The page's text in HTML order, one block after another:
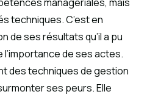
techniques. C’est en
de ses résultats qu’il a pu
de ses actes.
des techniques de gestion
ses peurs. Elle